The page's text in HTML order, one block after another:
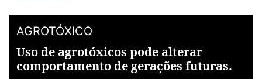
AGROTÓXICO
Uso de agrotóxicos pode alterar
comportamento de gerações futuras.